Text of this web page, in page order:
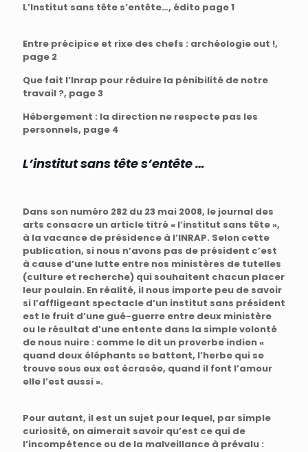
L’Institut sans tête s’entête…, édito page 1
Entre précipice et rixe des chefs : archéologie out !,
page 2
Que fait l’Inrap pour réduire la pénibilité de notre
travail ?, page 3
Hébergement : la direction ne respecte pas les
personnels, page 4
L’institut sans tête s’entête …
Dans son numéro 282 du 23 mai 2008, le journal des
arts consacre un article titré « l’institut sans tête »,
à la vacance de présidence à l’INRAP. Selon cette
publication, si nous n’avons pas de président c’est
à cause d’une lutte entre nos ministères de tutelles
(culture et recherche) qui souhaitent chacun placer
leur poulain. En réalité, il nous importe peu de savoir
si l’affligeant spectacle d’un institut sans président
est le fruit d’une gué-guerre entre deux ministère
ou le résultat d’une entente dans la simple volonté
de nous nuire : comme le dit un proverbe indien «
quand deux éléphants se battent, l’herbe qui se
trouve sous eux est écrasée, quand il font l’amour
elle l’est aussi ».
Pour autant, il est un sujet pour lequel, par simple
curiosité, on aimerait savoir qu’est ce qui de
l’incompétence ou de la malveillance à prévalu :